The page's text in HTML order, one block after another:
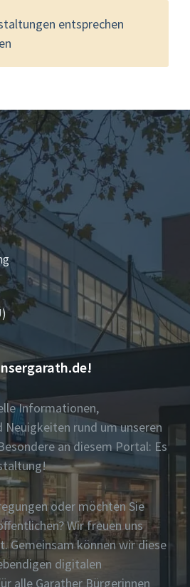
entsprechen
Informationen,
Neuigkeiten rund um unseren
an diesem Portal: Es
oder möchten Sie
Wir freuen uns
Gemeinsam können wir diese
digitalen
alle Garather Bürgerinnen